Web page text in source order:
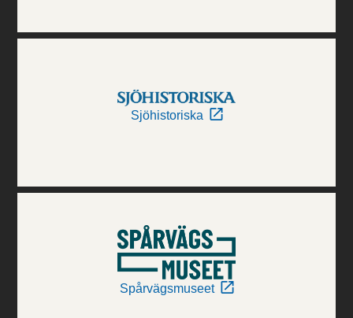
Sjöhistoriska
Spårvägsmuseet